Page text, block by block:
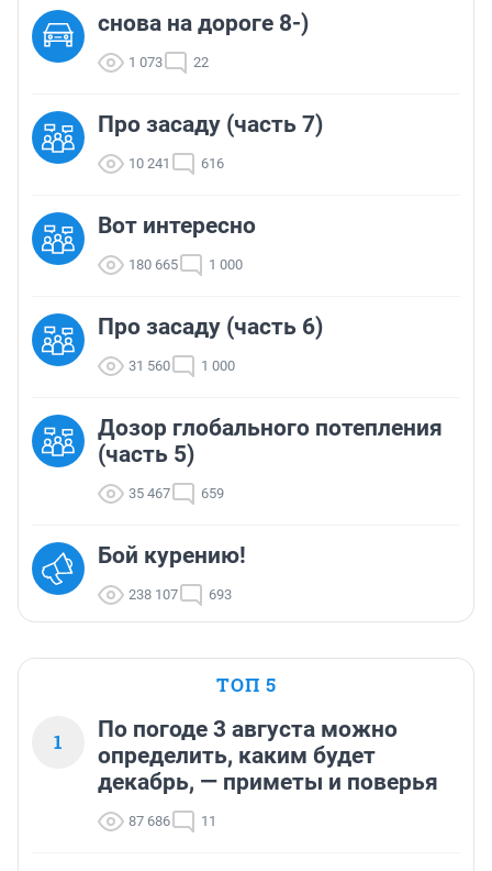
снова на дороге 8-)
1 073 22
Про засаду (часть 7)
10 241 616
Вот интересно
180 665 1 000
Про засаду (часть 6)
31 560 1 000
Дозор глобального потепления
(часть 5)
35 467 659
Бой курению!
238 107 693
ТОП 5
1
По погоде 3 августа можно
определить, каким будет
декабрь, — приметы и поверья
87 686 11